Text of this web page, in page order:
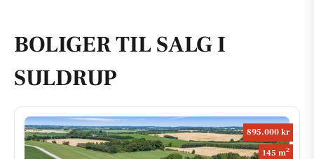
BOLIGER TIL SALG I
SULDRUP
895.000 kr
145 m2